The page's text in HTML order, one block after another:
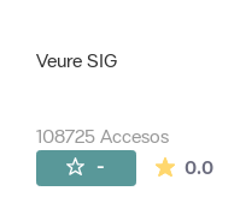
Veure SIG
108725 Accesos
- 0.0La